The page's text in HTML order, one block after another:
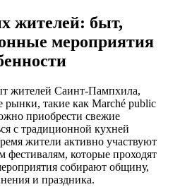
жителей: быт,
мероприятия
жителей Саинт-Пампхила,
рынки, такие как Marché public
приобрести свежие
с традиционной кухней
жители активно участвуют
фестивалям, которые проходят
собирают общину,
и праздника.